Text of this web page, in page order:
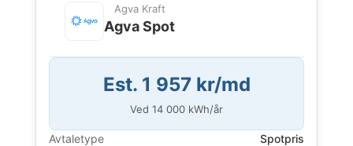
Agva Kraft
Agva Spot
Est. 1 957 kr/md
Ved 14 000 kWh/år
Avtaletype
Spotpris